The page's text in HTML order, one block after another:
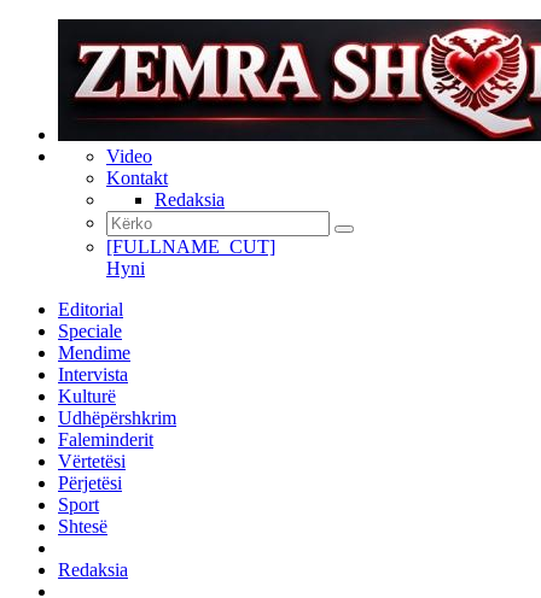
Video
Kontakt
Redaksia
[FULLNAME_CUT]
Hyni
Editorial
Speciale
Mendime
Intervista
Kulturë
Udhëpërshkrim
Faleminderit
Vërtetësi
Përjetësi
Sport
Shtesë
Redaksia